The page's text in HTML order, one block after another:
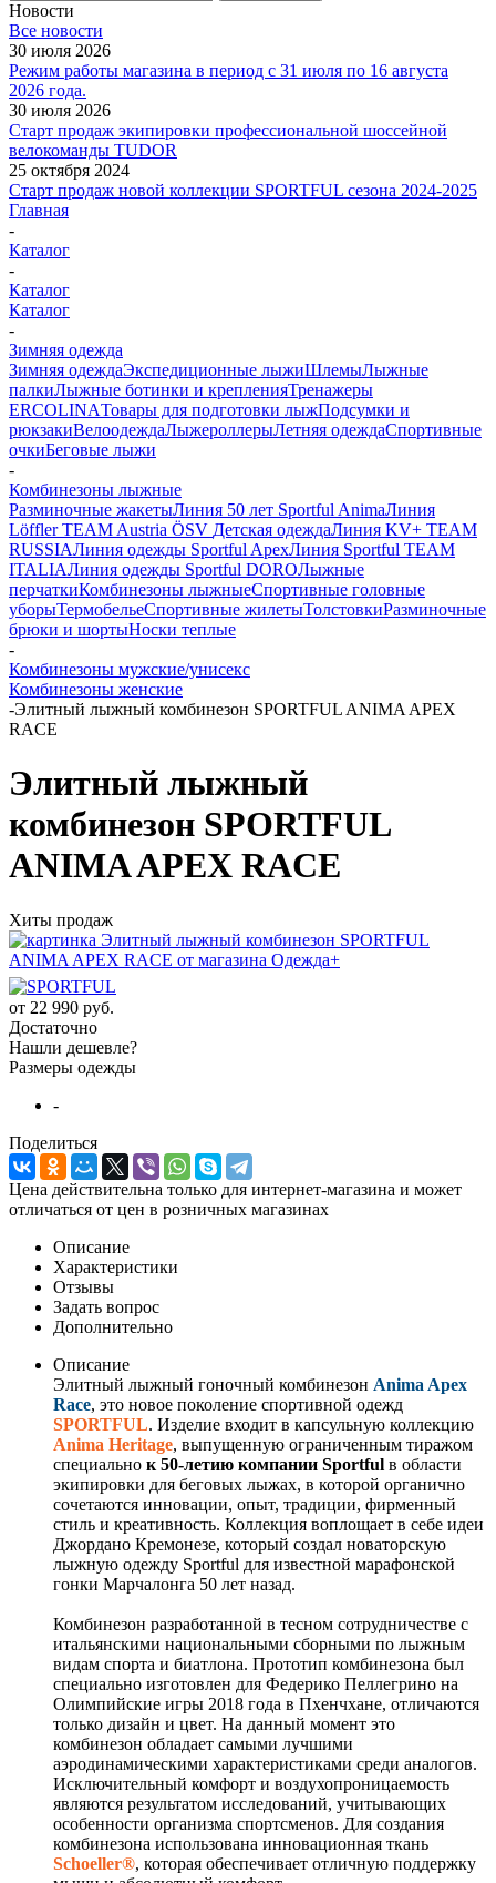
Новости
Все новости
30 июля 2026
Режим работы магазина в период с 31 июля по 16 августа
2026 года.
30 июля 2026
Старт продаж экипировки профессиональной шоссейной
велокоманды TUDOR
25 октября 2024
Старт продаж новой коллекции SPORTFUL сезона 2024-2025
Главная
-
Каталог
-
Каталог
Каталог
-
Зимняя одежда
Зимняя одеждаЭкспедиционные лыжиШлемыЛыжные
палкиЛыжные ботинки и крепленияТренажеры
ERCOLINAТовары для подготовки лыжПодсумки и
рюкзакиВелоодеждаЛыжероллерыЛетняя одеждаСпортивные
очкиБеговые лыжи
-
Комбинезоны лыжные
Разминочные жакетыЛиния 50 лет Sportful AnimaЛиния
Löffler TEAM Austria ÖSV Детская одеждаЛиния KV+ TEAM
RUSSIAЛиния одежды Sportful ApexЛиния Sportful TEAM
ITALIAЛиния одежды Sportful DOROЛыжные
перчаткиКомбинезоны лыжныеСпортивные головные
уборыТермобельеСпортивные жилетыТолстовкиРазминочные
брюки и шортыНоски теплые
-
Комбинезоны мужские/унисекс
Комбинезоны женские
-Элитный лыжный комбинезон SPORTFUL ANIMA APEX
RACE
Элитный лыжный
комбинезон SPORTFUL
ANIMA APEX RACE
Хиты продаж
от 22 990 руб.
Достаточно
Нашли дешевле?
Размеры одежды
-
Поделиться
Цена действительна только для интернет-магазина и может
отличаться от цен в розничных магазинах
Описание
Характеристики
Отзывы
Задать вопрос
Дополнительно
Описание
Элитный лыжный гоночный комбинезон Anima Apex
Race, это новое поколение спортивной одежд
SPORTFUL. Изделие входит в капсульную коллекцию
Anima Heritage, выпущенную ограниченным тиражом
специально к 50-летию компании Sportful в области
экипировки для беговых лыжах, в которой органично
сочетаются инновации, опыт, традиции, фирменный
стиль и креативность. Коллекция воплощает в себе идеи
Джордано Кремонезе, который создал новаторскую
лыжную одежду Sportful для известной марафонской
гонки Марчалонга 50 лет назад.
Комбинезон разработанной в тесном сотрудничестве с
итальянскими национальными сборными по лыжным
видам спорта и биатлона. Прототип комбинезона был
специально изготовлен для Федерико Пеллегрино на
Олимпийские игры 2018 года в Пхенчхане, отличаются
только дизайн и цвет. На данный момент это
комбинезон обладает самыми лучшими
аэродинамическими характеристиками среди аналогов.
Исключительный комфорт и воздухопроницаемость
являются результатом исследований, учитывающих
особенности организма спортсменов. Для создания
комбинезона использована инновационная ткань
Schoeller®, которая обеспечивает отличную поддержку